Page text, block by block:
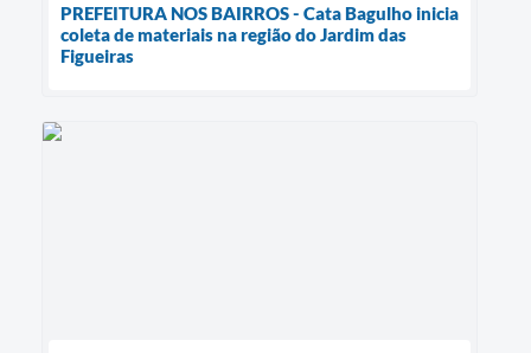
PREFEITURA NOS BAIRROS - Cata Bagulho inicia
coleta de materiais na região do Jardim das
Figueiras